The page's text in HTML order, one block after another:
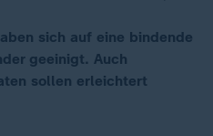
sich auf eine bindende
geeinigt. Auch
sollen erleichtert